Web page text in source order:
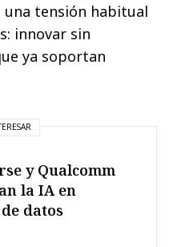
una tensión habitual
innovar sin
ya soportan
y Qualcomm
la IA en
datos